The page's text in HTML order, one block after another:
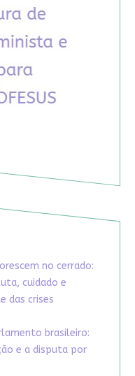
no cerrado:
cuidado e
das crises
brasileiro:
e a disputa por